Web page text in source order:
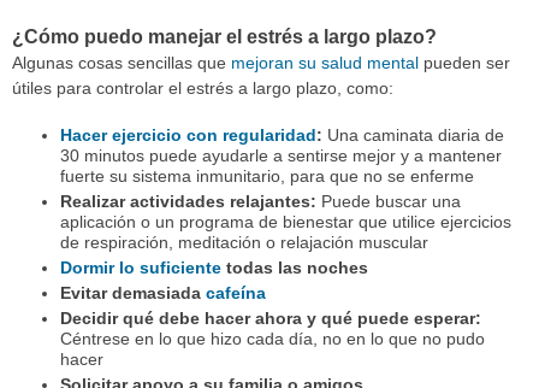
¿Cómo puedo manejar el estrés a largo plazo?
Algunas cosas sencillas que mejoran su salud mental pueden ser
útiles para controlar el estrés a largo plazo, como:
Hacer ejercicio con regularidad: Una caminata diaria de
30 minutos puede ayudarle a sentirse mejor y a mantener
fuerte su sistema inmunitario, para que no se enferme
Realizar actividades relajantes: Puede buscar una
aplicación o un programa de bienestar que utilice ejercicios
de respiración, meditación o relajación muscular
Dormir lo suficientetodas las noches
Evitar demasiada cafeína
Decidir qué debe hacer ahora y qué puede esperar:
Céntrese en lo que hizo cada día, no en lo que no pudo
hacer